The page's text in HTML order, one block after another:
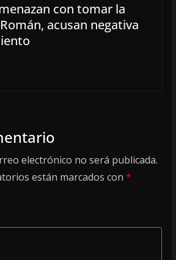
con tomar la
acusan negativa
electrónico no será publicada.
están marcados con *